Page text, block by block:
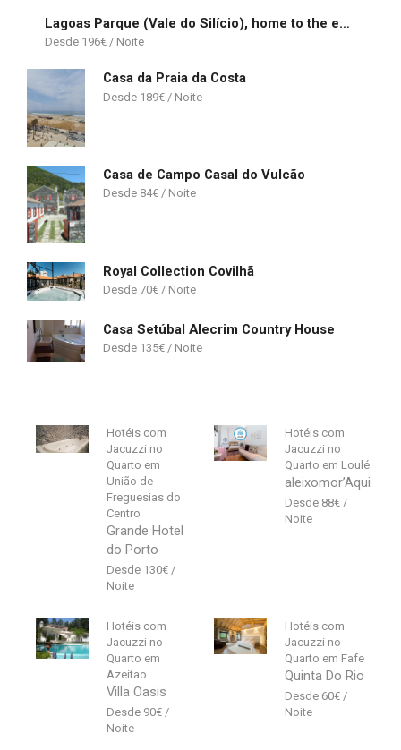
Lagoas Parque (Vale do Silício), home to the elite
196€
Casa da Praia da Costa
189€
Casa de Campo Casal do Vulcão
84€
Royal Collection Covilhã
70€
Casa Setúbal Alecrim Country House
135€
Hotéis com
Jacuzzi no
Quarto em
União de
Freguesias do
Centro
Grande Hotel
do Porto
130€
Hotéis com
Jacuzzi no
Quarto em Loulé
aleixomor’Aqui
88€
Hotéis com
Jacuzzi no
Quarto em
Azeitao
Villa Oasis
90€
Hotéis com
Jacuzzi no
Quarto em Fafe
Quinta Do Rio
60€